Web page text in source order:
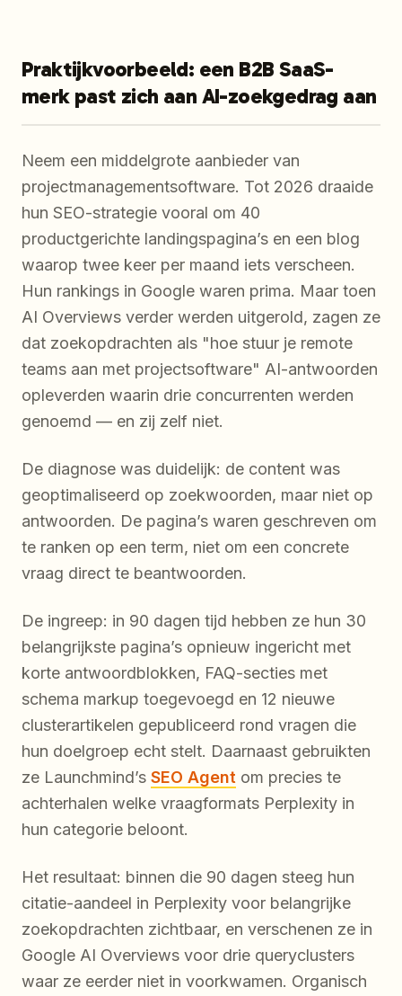
Praktijkvoorbeeld: een B2B SaaS-
merk past zich aan AI-zoekgedrag aan
Neem een middelgrote aanbieder van
projectmanagementsoftware. Tot 2026 draaide
hun SEO-strategie vooral om 40
productgerichte landingspagina’s en een blog
waarop twee keer per maand iets verscheen.
Hun rankings in Google waren prima. Maar toen
AI Overviews verder werden uitgerold, zagen ze
dat zoekopdrachten als "hoe stuur je remote
teams aan met projectsoftware" AI-antwoorden
opleverden waarin drie concurrenten werden
genoemd — en zij zelf niet.
De diagnose was duidelijk: de content was
geoptimaliseerd op zoekwoorden, maar niet op
antwoorden. De pagina’s waren geschreven om
te ranken op een term, niet om een concrete
vraag direct te beantwoorden.
De ingreep: in 90 dagen tijd hebben ze hun 30
belangrijkste pagina’s opnieuw ingericht met
korte antwoordblokken, FAQ-secties met
schema markup toegevoegd en 12 nieuwe
clusterartikelen gepubliceerd rond vragen die
hun doelgroep echt stelt. Daarnaast gebruikten
ze Launchmind’s SEO Agent om precies te
achterhalen welke vraagformats Perplexity in
hun categorie beloont.
Het resultaat: binnen die 90 dagen steeg hun
citatie-aandeel in Perplexity voor belangrijke
zoekopdrachten zichtbaar, en verschenen ze in
Google AI Overviews voor drie queryclusters
waar ze eerder niet in voorkwamen. Organisch